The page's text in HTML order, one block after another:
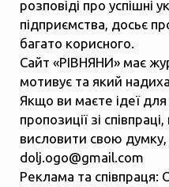
розповіді про успішні
підприємства, досьє
багато корисного.
Сайт «РІВНЯНИ» має
мотивує та який
Якщо ви маєте ідеї
пропозиції зі
висловити свою думку,
dolj.ogo@gmail.com
Реклама та